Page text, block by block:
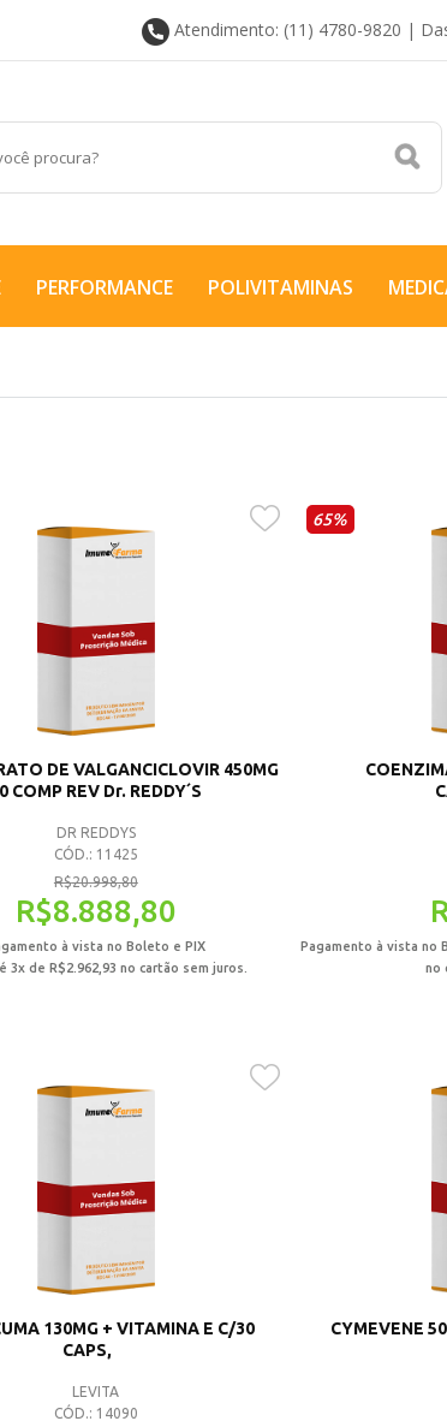
Atendimento: (11) 4780-9820 |
PERFORMANCE POLIVITAMINAS
DE VALGANCICLOVIR 450MG
COMP REV Dr. REDDY´S
DR REDDYS
CÓD.: 11425
R$20.998,80
R$8.888,80
à vista no Boleto e PIX
3x deR$2.962,93 no cartão sem juros.
65%
Pagamento à vista no
no
130MG + VITAMINA E C/30
CAPS,
LEVITA
CÓD.: 14090
CYMEVENE